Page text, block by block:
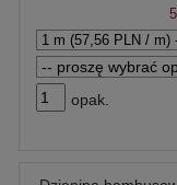
opak.